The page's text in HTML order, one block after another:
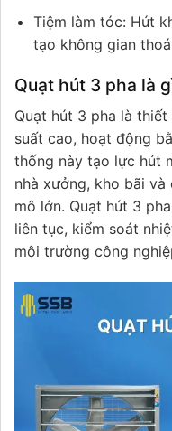
Tiệm làm tóc: Hút
tạo không gian
Quạt hút 3 pha là
Quạt hút 3 pha là
suất cao, hoạt động
thống này tạo lực hút
nhà xưởng, kho bãi
mô lớn. Quạt hút 3
liên tục, kiểm soát
môi trường công